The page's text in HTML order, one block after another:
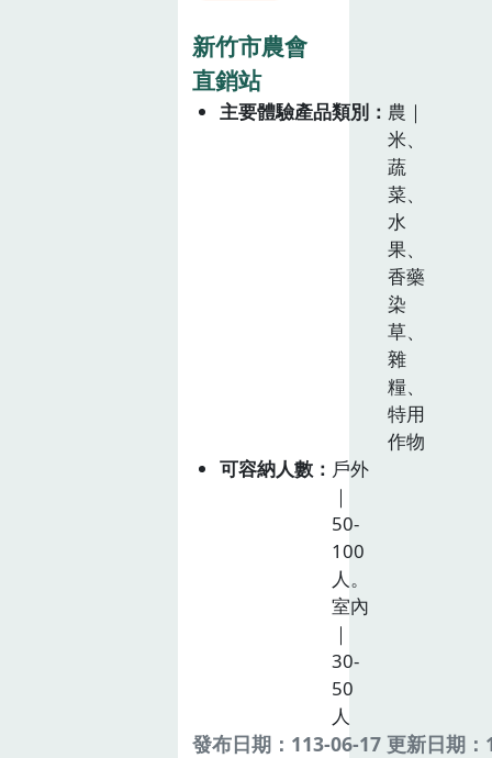
新竹市農會
直銷站
主要體驗產品類別
農｜
米、
蔬
菜、
水
果、
香藥
染
草、
雜
糧、
特用
作物
可容納人數
戶外
｜
50-
100
人。
室內
｜
30-
50
人
發布日期：113-06-17 更新日期